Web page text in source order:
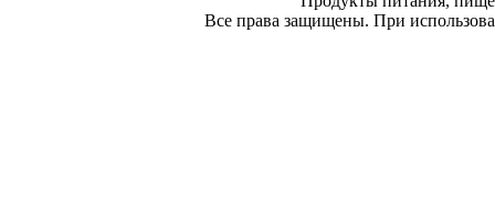
Все права защищены. При